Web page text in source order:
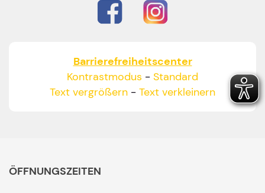
Barrierefreiheitscenter
Kontrastmodus - Standard
Text vergrößern - Text verkleinern
ÖFFNUNGSZEITEN